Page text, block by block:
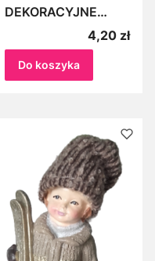
DEKORACYJNE
ŁOSIE NATURALNE
6szt Drewienka do
stroików mini
renifery
Cena
4,20 zł
Do koszyka